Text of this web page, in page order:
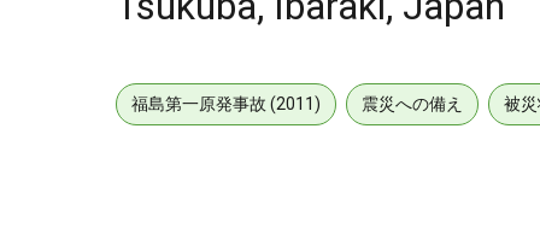
福島第一原発事故 (2011) 震災への備え 被災